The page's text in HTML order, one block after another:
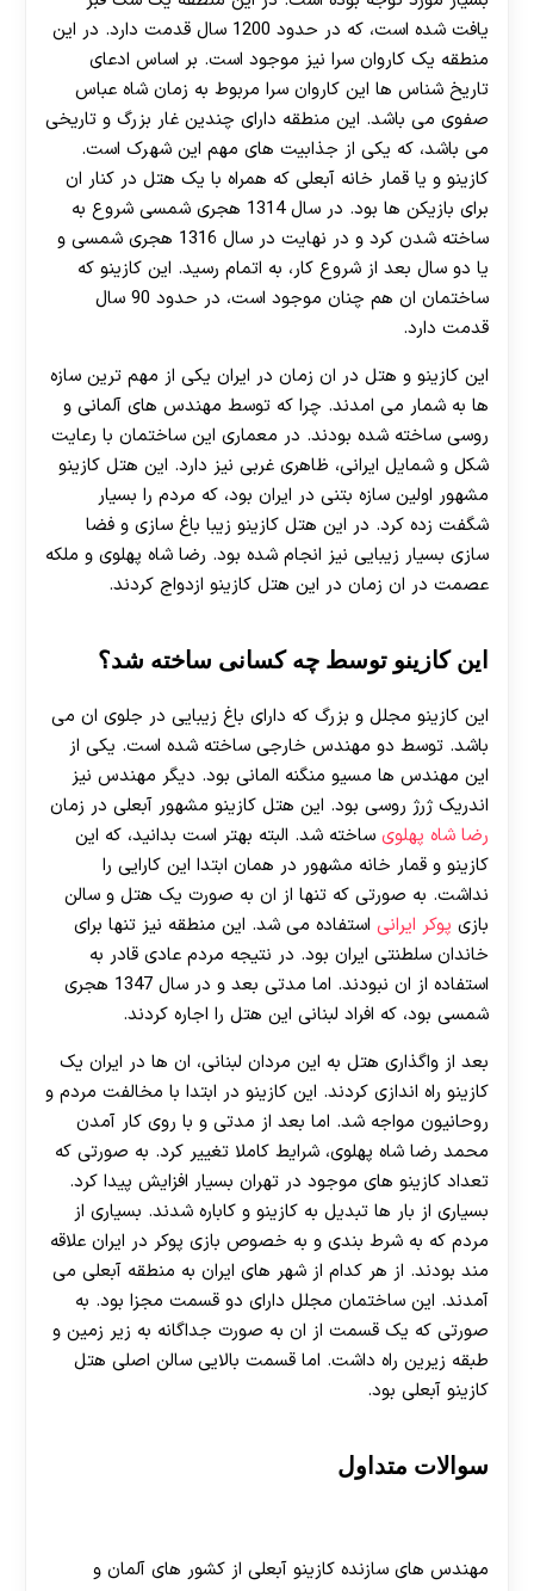
30 تا 50 درصد شارژ هدیه بیشتر فقط با ثبت نام در
هات بت
یافت شده است، که در حدود 1200 سال قدمت دارد. در این
منطقه یک کاروان سرا نیز موجود است. بر اساس ادعای
تاریخ شناس ها این کاروان سرا مربوط به زمان شاه عباس
صفوی می باشد. این منطقه دارای چندین غار بزرگ و تاریخی
می باشد، که یکی از جذابیت های مهم این شهرک است.
کازینو و یا قمار خانه آبعلی که همراه با یک هتل در کنار ان
برای بازیکن ها بود. در سال 1314 هجری شمسی شروع به
ساخته شدن کرد و در نهایت در سال 1316 هجری شمسی و
یا دو سال بعد از شروع کار، به اتمام رسید. این کازینو که
ساختمان ان هم چنان موجود است، در حدود 90 سال
قدمت دارد.
این کازینو و هتل در ان زمان در ایران یکی از مهم ترین سازه
ها به شمار می امدند. چرا که توسط مهندس های آلمانی و
روسی ساخته شده بودند. در معماری این ساختمان با رعایت
شکل و شمایل ایرانی، ظاهری غربی نیز دارد. این هتل کازینو
مشهور اولین سازه بتنی در ایران بود، که مردم را بسیار
شگفت زده کرد. در این هتل کازینو زیبا باغ سازی و فضا
سازی بسیار زیبایی نیز انجام شده بود. رضا شاه پهلوی و ملکه
عصمت در ان زمان در این هتل کازینو ازدواج کردند.
این کازینو توسط چه کسانی ساخته شد؟
این کازینو مجلل و بزرگ که دارای باغ زیبایی در جلوی ان می
باشد. توسط دو مهندس خارجی ساخته شده است. یکی از
این مهندس ها مسیو منگنه المانی بود. دیگر مهندس نیز
اندریک ژرژ روسی بود. این هتل کازینو مشهور آبعلی در زمان
رضا شاه پهلوی ساخته شد. البته بهتر است بدانید، که این
کازینو و قمار خانه مشهور در همان ابتدا این کارایی را
نداشت. به صورتی که تنها از ان به صورت یک هتل و سالن
بازی پوکر ایرانی استفاده می شد. این منطقه نیز تنها برای
خاندان سلطنتی ایران بود. در نتیجه مردم عادی قادر به
استفاده از ان نبودند. اما مدتی بعد و در سال 1347 هجری
شمسی بود، که افراد لبنانی این هتل را اجاره کردند.
بعد از واگذاری هتل به این مردان لبنانی، ان ها در ایران یک
کازینو راه اندازی کردند. این کازینو در ابتدا با مخالفت مردم و
روحانیون مواجه شد. اما بعد از مدتی و با روی کار آمدن
محمد رضا شاه پهلوی، شرایط کاملا تغییر کرد. به صورتی که
تعداد کازینو های موجود در تهران بسیار افزایش پیدا کرد.
بسیاری از بار ها تبدیل به کازینو و کاباره شدند. بسیاری از
مردم که به شرط بندی و به خصوص بازی پوکر در ایران علاقه
مند بودند. از هر کدام از شهر های ایران به منطقه آبعلی می
آمدند. این ساختمان مجلل دارای دو قسمت مجزا بود. به
صورتی که یک قسمت از ان به صورت جداگانه به زیر زمین و
طبقه زیرین راه داشت. اما قسمت بالایی سالن اصلی هتل
کازینو آبعلی بود.
سوالات متداول
مهندس های سازنده کازینو آبعلی از کشور های آلمان و